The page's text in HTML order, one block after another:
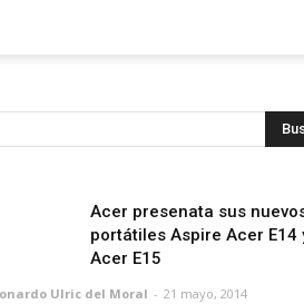
Acer presenata sus
portátiles Aspire Acer E14
Acer E15
Ulric del Moral - 21 mayo, 2014